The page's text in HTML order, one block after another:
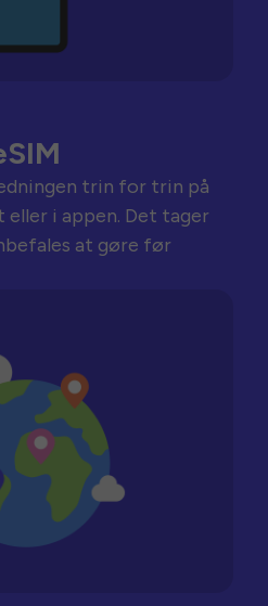
trin for trin på
i appen. Det tager
at gøre før